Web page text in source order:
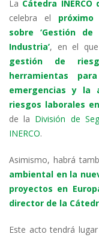
k
e
dI
n
itt
er
e
b
o
o
k
La Cátedra
celebra el
sobre ‘Gestión
Industria’, en el que
gestión de
herramientas
emergencias y la
riesgos laborales
de la División de
INERCO.
Asimismo, habrá
ambiental en la
proyectos en
director de la
Este acto tendrá